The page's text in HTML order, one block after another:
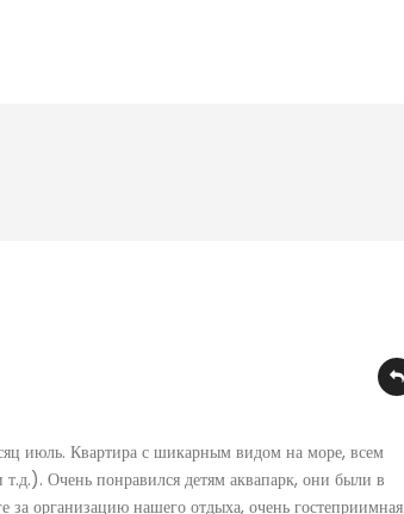
июль. Квартира с шикарным видом на море, всем
т.д.). Очень понравился детям аквапарк, они были в
за организацию нашего отдыха, очень гостеприимная